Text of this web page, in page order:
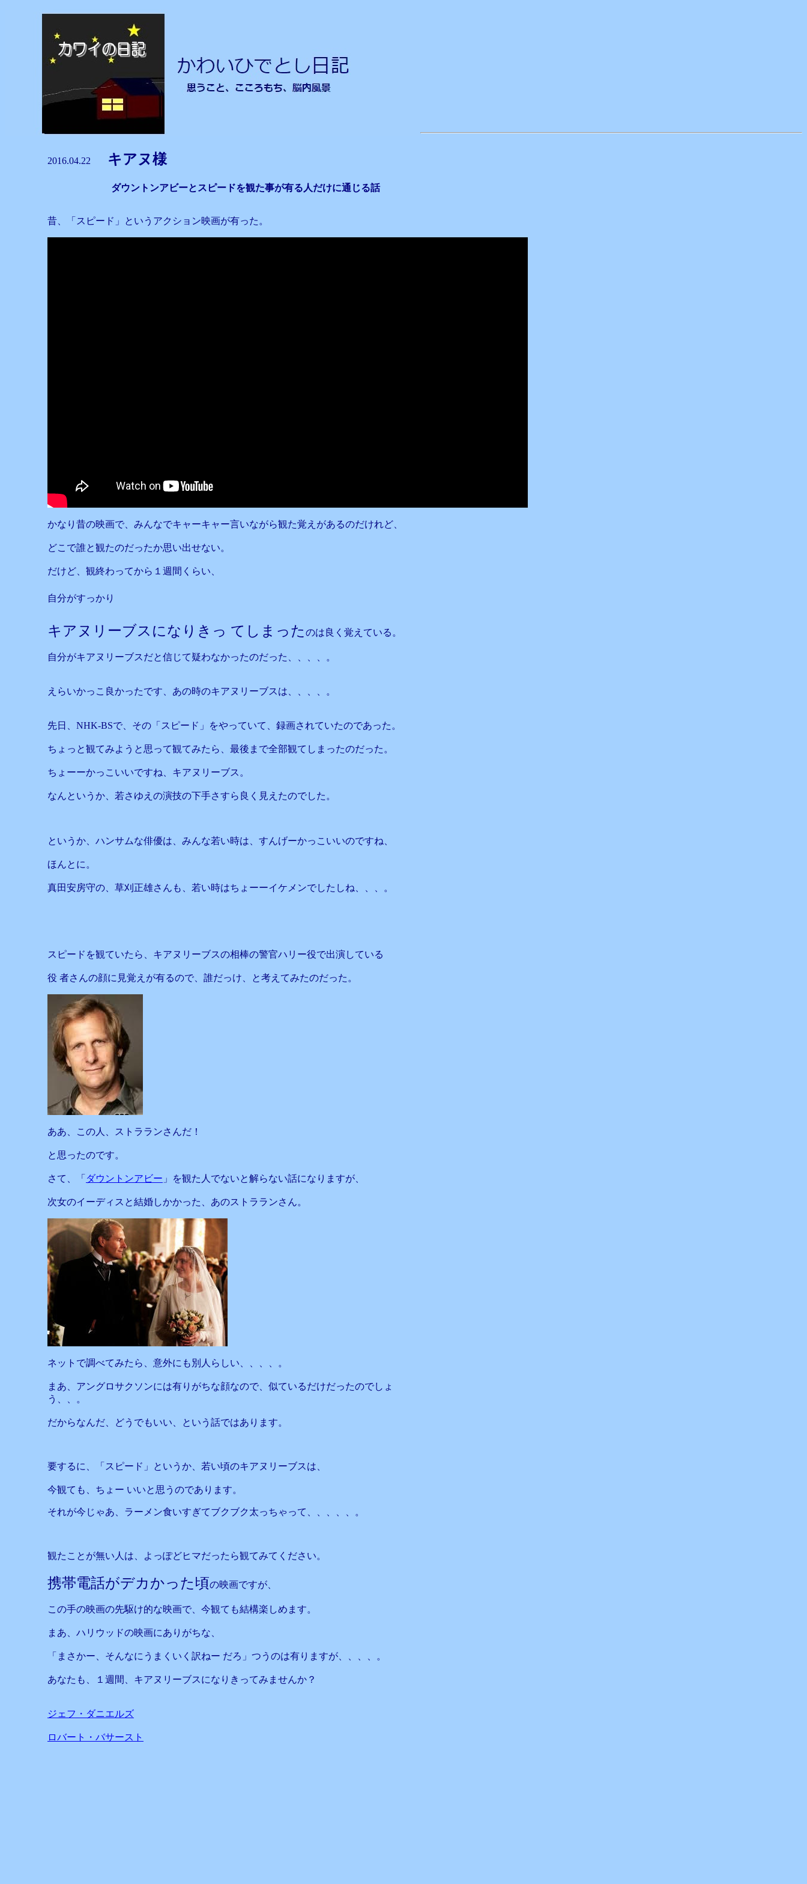
2016.04.22 キアヌ様
ダウントンアビーとスピードを観た事が有る人だけに通じる話
昔、「スピード」というアクション映画が有った。
かなり昔の映画で、みんなでキャーキャー言いながら観た覚えがあるのだけれど、
どこで誰と観たのだったか思い出せない。
だけど、観終わってから１週間くらい、
自分がすっかり
キアヌリーブスになりきっ てしまった のは良く覚えている。
自分がキアヌリーブスだと信じて疑わなかったのだった、、、、。
えらいかっこ良かったです、あの時のキアヌリーブスは、、、、。
先日、NHK-BSで、その「スピード」をやっていて、録画されていたのであった。
ちょっと観てみようと思って観てみたら、最後まで全部観てしまったのだった。
ちょーーかっこいいですね、キアヌリーブス。
なんというか、若さゆえの演技の下手さすら良く見えたのでした。
というか、ハンサムな俳優は、みんな若い時は、すんげーかっこいいのですね、
ほんとに。
真田安房守の、草刈正雄さんも、若い時はちょーーイケメンでしたしね、、、。
スピードを観ていたら、キアヌリーブスの相棒の警官ハリー役で出演している
役 者さんの顔に見覚えが有るので、誰だっけ、と考えてみたのだった。
ああ、この人、ストラランさんだ！
と思ったのです。
さて、「 ダウントンアビー 」を観た人でないと解らない話になりますが、
次女のイーディスと結婚しかかった、あのストラランさん。
ネットで調べてみたら、意外にも別人らしい、、、、。
まあ、アングロサクソンには有りがちな顔なので、似ているだけだったのでしょ
う、、。
だからなんだ、どうでもいい、という話ではあります。
要するに、「スピード」というか、若い頃のキアヌリーブスは、
今観ても、ちょー いいと思うのであります。
それが今じゃあ、ラーメン食いすぎてブクブク太っちゃって、、、、、。
観たことが無い人は、よっぽどヒマだったら観てみてください。
携帯電話がデカかった頃の映画ですが、
この手の映画の先駆け的な映画で、今観ても結構楽しめます。
まあ、ハリウッドの映画にありがちな、
「まさかー、そんなにうまくいく訳ねー だろ」つうのは有りますが、、、、。
あなたも、１週間、キアヌリーブスになりきってみませんか？
ジェフ・ダニエルズ
ロバート・バサースト